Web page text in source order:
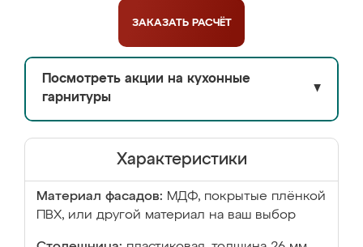
ЗАКАЗАТЬ РАСЧЁТ
Посмотреть акции на кухонные
гарнитуры
▼
Характеристики
Материал фасадов: МДФ, покрытые плёнкой
ПВХ, или другой материал на ваш выбор